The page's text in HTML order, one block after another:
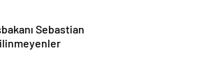
Sebastian